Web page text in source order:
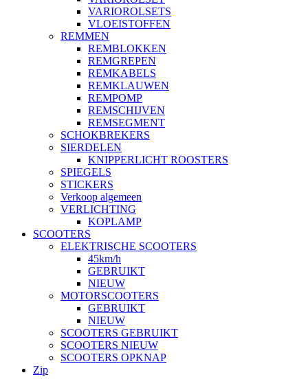
VARIOROLSETS
VLOEISTOFFEN
REMMEN
REMBLOKKEN
REMGREPEN
REMKABELS
REMKLAUWEN
REMPOMP
REMSCHIJVEN
REMSEGMENT
SCHOKBREKERS
SIERDELEN
KNIPPERLICHT ROOSTERS
SPIEGELS
STICKERS
Verkoop algemeen
VERLICHTING
KOPLAMP
SCOOTERS
ELEKTRISCHE SCOOTERS
45km/h
GEBRUIKT
NIEUW
MOTORSCOOTERS
GEBRUIKT
NIEUW
SCOOTERS GEBRUIKT
SCOOTERS NIEUW
SCOOTERS OPKNAP
Zip